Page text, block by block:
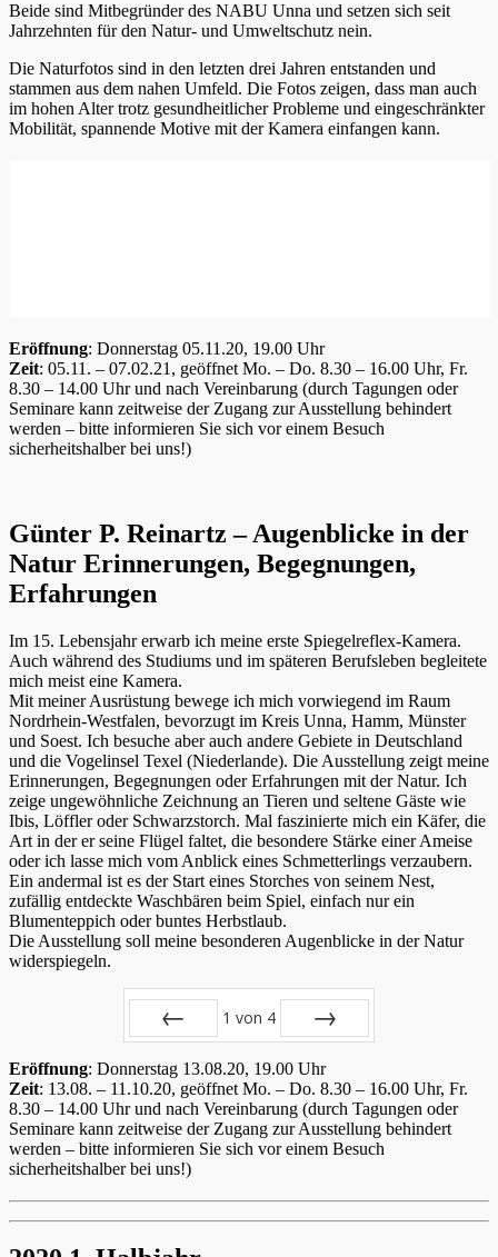
Beide sind Mitbegründer des NABU Unna und setzen sich seit
Jahrzehnten für den Natur- und Umweltschutz nein.
Die Naturfotos sind in den letzten drei Jahren entstanden und
stammen aus dem nahen Umfeld. Die Fotos zeigen, dass man auch
im hohen Alter trotz gesundheitlicher Probleme und eingeschränkter
Mobilität, spannende Motive mit der Kamera einfangen kann.
Eröffnung: Donnerstag 05.11.20, 19.00 Uhr
Zeit: 05.11. – 07.02.21, geöffnet Mo. – Do. 8.30 – 16.00 Uhr, Fr.
8.30 – 14.00 Uhr und nach Vereinbarung (durch Tagungen oder
Seminare kann zeitweise der Zugang zur Ausstellung behindert
werden – bitte informieren Sie sich vor einem Besuch
sicherheitshalber bei uns!)
Günter P. Reinartz – Augenblicke in der
Natur Erinnerungen, Begegnungen,
Erfahrungen
Im 15. Lebensjahr erwarb ich meine erste Spiegelreflex-Kamera.
Auch während des Studiums und im späteren Berufsleben begleitete
mich meist eine Kamera.
Mit meiner Ausrüstung bewege ich mich vorwiegend im Raum
Nordrhein-Westfalen, bevorzugt im Kreis Unna, Hamm, Münster
und Soest. Ich besuche aber auch andere Gebiete in Deutschland
und die Vogelinsel Texel (Niederlande). Die Ausstellung zeigt meine
Erinnerungen, Begegnungen oder Erfahrungen mit der Natur. Ich
zeige ungewöhnliche Zeichnung an Tieren und seltene Gäste wie
Ibis, Löffler oder Schwarzstorch. Mal faszinierte mich ein Käfer, die
Art in der er seine Flügel faltet, die besondere Stärke einer Ameise
oder ich lasse mich vom Anblick eines Schmetterlings verzaubern.
Ein andermal ist es der Start eines Storches von seinem Nest,
zufällig entdeckte Waschbären beim Spiel, einfach nur ein
Blumenteppich oder buntes Herbstlaub.
Die Ausstellung soll meine besonderen Augenblicke in der Natur
widerspiegeln.
1 von 4
Eröffnung: Donnerstag 13.08.20, 19.00 Uhr
Zeit: 13.08. – 11.10.20, geöffnet Mo. – Do. 8.30 – 16.00 Uhr, Fr.
8.30 – 14.00 Uhr und nach Vereinbarung (durch Tagungen oder
Seminare kann zeitweise der Zugang zur Ausstellung behindert
werden – bitte informieren Sie sich vor einem Besuch
sicherheitshalber bei uns!)